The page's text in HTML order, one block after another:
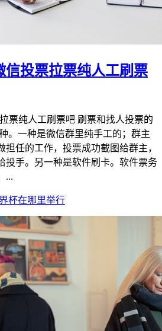
信投票拉票纯人工刷票
票纯人工刷票吧 刷票和找人投票的
。一种是微信群里纯手工的；群主
担任的工作，投票成功截图给群主，
投手。另一种是软件刷卡。软件票务
...
杯在哪里举行